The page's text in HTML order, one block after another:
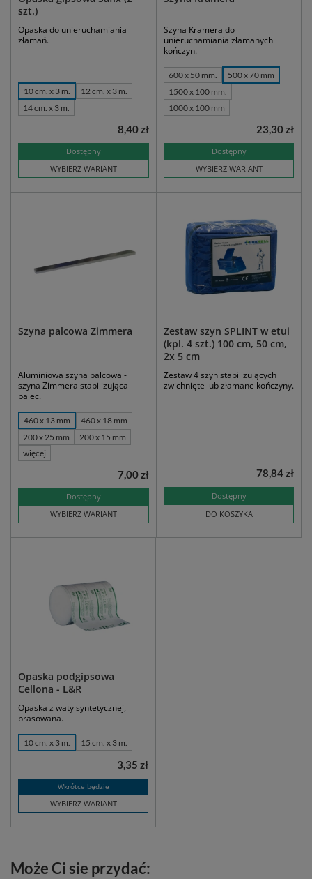
szt.)
Opaska do unieruchamiania
złamań.
10 cm. x 3 m.
12 cm. x 3 m.
14 cm. x 3 m.
Dostępny
WYBIERZ WARIANT
8,40 zł
Szyna Kramera do
unieruchamiania złamanych
kończyn.
600 x 50 mm.
500 x 70 mm
1500 x 100 mm.
1000 x 100 mm
Dostępny
WYBIERZ WARIANT
23,30 zł
Szyna palcowa Zimmera
Aluminiowa szyna palcowa -
szyna Zimmera stabilizująca
palec.
460 x 13 mm
460 x 18 mm
200 x 25 mm
200 x 15 mm
więcej
Dostępny
WYBIERZ WARIANT
7,00 zł
Zestaw szyn SPLINT w etui
(kpl. 4 szt.) 100 cm, 50 cm,
2x 5 cm
Zestaw 4 szyn stabilizujących
zwichnięte lub złamane kończyny.
Dostępny
DO KOSZYKA
78,84 zł
Opaska podgipsowa
Cellona - L&R
Opaska z waty syntetycznej,
prasowana.
10 cm. x 3 m. 15 cm. x 3 m.
Wkrótce będzie
WYBIERZ WARIANT
3,35 zł
Może Ci sie przydać: